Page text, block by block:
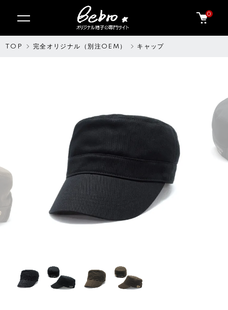
0
TOP 完全オリジナル（別注OEM） キャップ